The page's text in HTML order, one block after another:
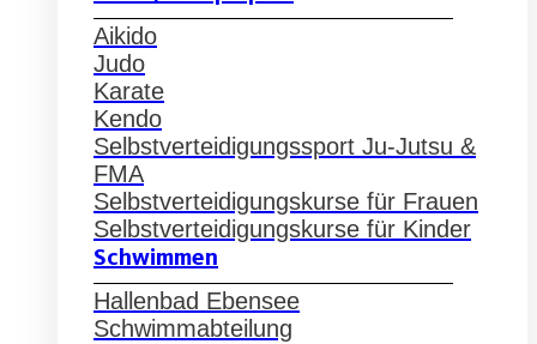
Aikido
Judo
Karate
Kendo
Selbstverteidigungssport Ju-Jutsu &
FMA
Selbstverteidigungskurse für Frauen
Selbstverteidigungskurse für Kinder
Schwimmen
Hallenbad Ebensee
Schwimmabteilung